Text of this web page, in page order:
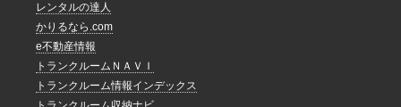
レンタルの達人
かりるなら.com
e不動産情報
トランクルームＮＡＶＩ
トランクルーム情報インデックス